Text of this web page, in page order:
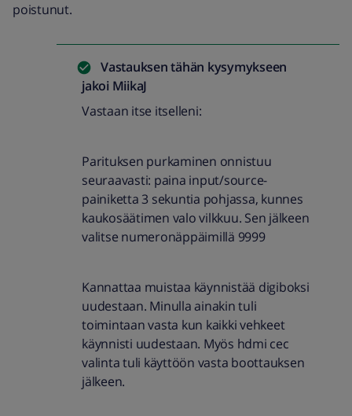
poistunut.
Vastauksen tähän kysymykseen
jakoi MiikaJ
Vastaan itse itselleni:
Parituksen purkaminen onnistuu
seuraavasti: paina input/source-
painiketta 3 sekuntia pohjassa, kunnes
kaukosäätimen valo vilkkuu. Sen jälkeen
valitse numeronäppäimillä 9999
Kannattaa muistaa käynnistää digiboksi
uudestaan. Minulla ainakin tuli
toimintaan vasta kun kaikki vehkeet
käynnisti uudestaan. Myös hdmi cec
valinta tuli käyttöön vasta boottauksen
jälkeen.